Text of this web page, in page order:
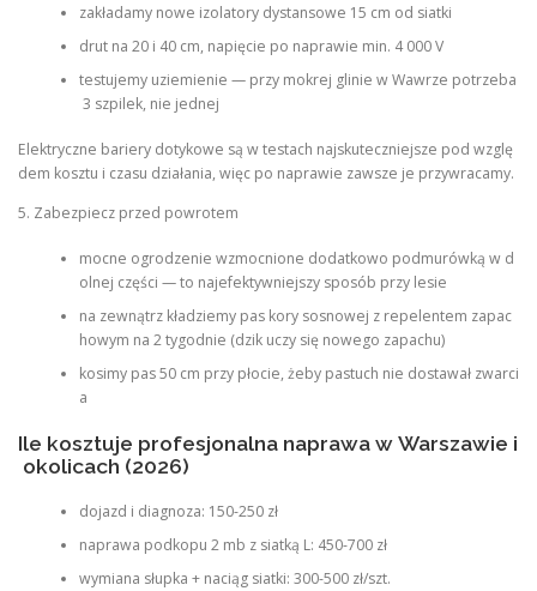
zakładamy nowe izolatory dystansowe 15 cm od siatki
drut na 20 i 40 cm, napięcie po naprawie min. 4 000 V
testujemy uziemienie — przy mokrej glinie w Wawrze potrzeba
3 szpilek, nie jednej
Elektryczne bariery dotykowe są w testach najskuteczniejsze pod wzglę
dem kosztu i czasu działania, więc po naprawie zawsze je przywracamy.
5. Zabezpiecz przed powrotem
mocne ogrodzenie wzmocnione dodatkowo podmurówką w d
olnej części — to najefektywniejszy sposób przy lesie
na zewnątrz kładziemy pas kory sosnowej z repelentem zapac
howym na 2 tygodnie (dzik uczy się nowego zapachu)
kosimy pas 50 cm przy płocie, żeby pastuch nie dostawał zwarci
a
Ile kosztuje profesjonalna naprawa w Warszawie i
okolicach (2026)
dojazd i diagnoza: 150-250 zł
naprawa podkopu 2 mb z siatką L: 450-700 zł
wymiana słupka + naciąg siatki: 300-500 zł/szt.